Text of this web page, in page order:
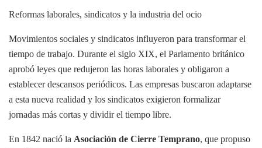
Reformas laborales, sindicatos y la industria del ocio
Movimientos sociales y sindicatos influyeron para transformar el
tiempo de trabajo. Durante el siglo XIX, el Parlamento británico
aprobó leyes que redujeron las horas laborales y obligaron a
establecer descansos periódicos. Las empresas buscaron adaptarse
a esta nueva realidad y los sindicatos exigieron formalizar
jornadas más cortas y dividir el tiempo libre.
En 1842 nació la Asociación de Cierre Temprano, que propuso